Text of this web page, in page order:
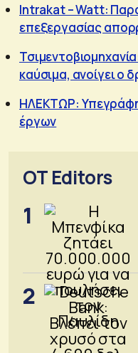
Intrakat – Watt:
επεξεργασίας
καύσιμα, ανοίγει ο
ΗΛΕΚΤΩΡ:
έργων
OT Editors
1
2